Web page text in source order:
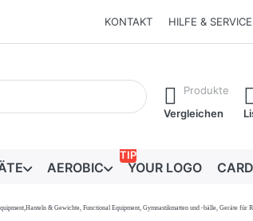
KONTAKT HILFE & SERVICE
erste Ergebnisse. Drücken
Produkte
Vergleichen
AEROBIC YOUR LOGO
TIP
& Gewichte, Functional Equipment, Gymnastikmatten und -bälle, Geräte für